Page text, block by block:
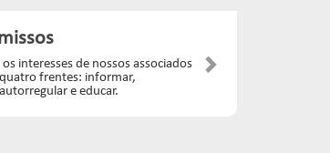
interesses de nossos associados
frentes: informar,
e educar.